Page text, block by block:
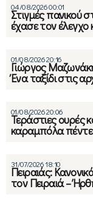
04/08/2026 00:01
Στιγμές πανικού
έχασε τον έλεγχο
01/08/2026 20:16
Γιώργος
Ένα ταξίδι στις
01/08/2026 20:06
Τεράστιες ουρές
καραμπόλα
31/07/2026 18:10
Πειραιάς:
τον Πειραιά –